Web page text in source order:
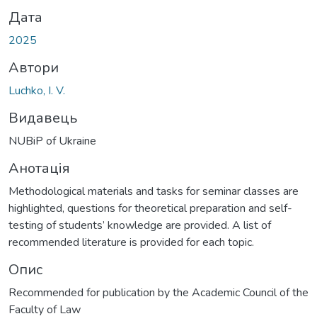
Дата
2025
Автори
Luchko, I. V.
Видавець
NUBiP of Ukraine
Анотація
Methodological materials and tasks for seminar classes are
highlighted, questions for theoretical preparation and self-
testing of students’ knowledge are provided. A list of
recommended literature is provided for each topic.
Опис
Recommended for publication by the Academic Council of the
Faculty of Law